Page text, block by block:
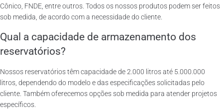
Cônico, FNDE, entre outros. Todos os nossos produtos podem ser feitos
sob medida, de acordo com a necessidade do cliente.
Qual a capacidade de armazenamento dos
reservatórios?
Nossos reservatórios têm capacidade de 2.000 litros até 5.000.000
litros, dependendo do modelo e das especificações solicitadas pelo
cliente. Também oferecemos opções sob medida para atender projetos
específicos.